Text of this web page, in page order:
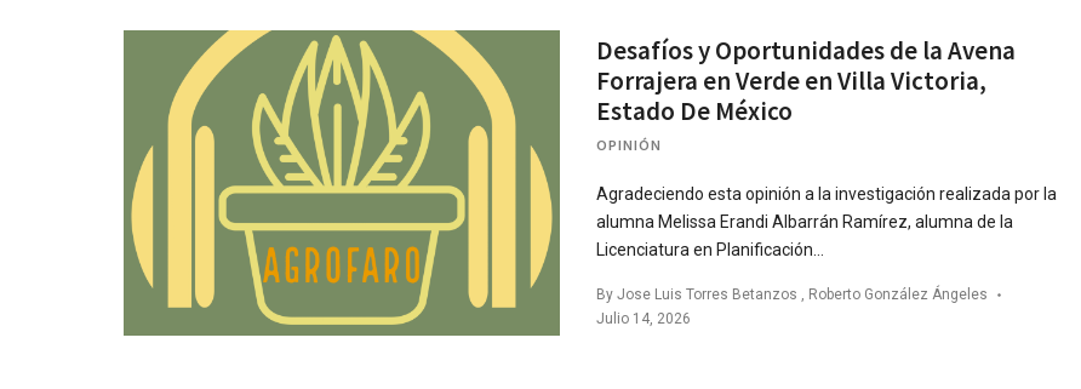
Desafíos y Oportunidades de la Avena
Forrajera en Verde en Villa Victoria,
Estado De México
OPINIÓN
Agradeciendo esta opinión a la investigación realizada por la
alumna Melissa Erandi Albarrán Ramírez, alumna de la
Licenciatura en Planificación…
By Jose Luis Torres Betanzos
Roberto González Ángeles
Julio 14, 2026